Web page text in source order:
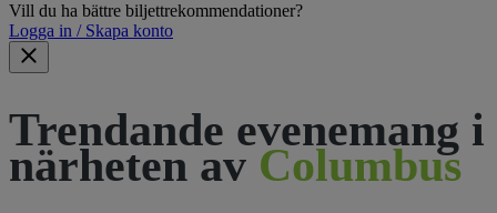
Vill du ha bättre biljettrekommendationer?
Logga in / Skapa konto
Trendande evenemang i
närheten av Columbus